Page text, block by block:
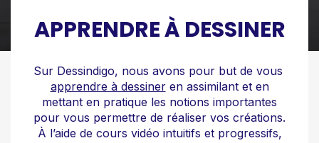
APPRENDRE À DESSINER
Sur Dessindigo, nous avons pour but de vous
apprendre à dessineren assimilant et en
mettant en pratique les notions importantes
pour vous permettre de réaliser vos créations.
À l’aide de cours vidéo intuitifs et progressifs,